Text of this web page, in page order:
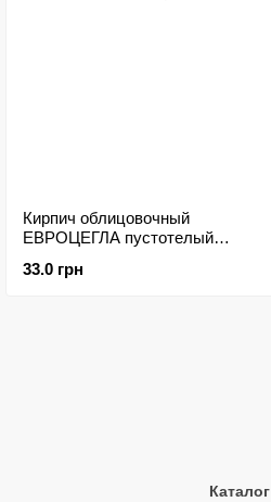
Кирпич облицовочный
ЕВРОЦЕГЛА пустотелый
225х100х65мм коричневый
33.0 грн
Каталог